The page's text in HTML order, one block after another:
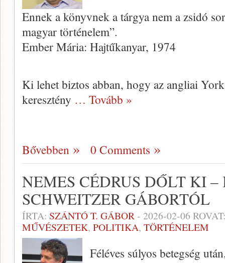
Ennek a könyvnek a tárgya nem a zsidó
magyar történelem”.
Ember Mária: Hajtűkanyar, 1974
Ki lehet biztos abban, hogy az angliai
keresztény … Tovább »
Bővebben 0 Comments
NEMES CÉDRUS DŐLT KI –
SCHWEITZER
ÍRTA: SZÁNTÓ T. GÁBOR- 2026-02-06
MŰVÉSZETEK, POLITIKA, TÖRTÉNELEM
Féléves súlyos betegség